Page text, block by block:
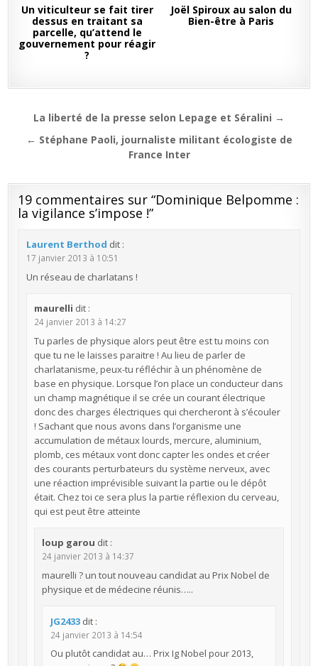
Un viticulteur se fait tirer
dessus en traitant sa
parcelle, qu’attend le
gouvernement pour réagir
?
Joël Spiroux au salon du
Bien-être à Paris
Navigation
de
La liberté de la presse selon Lepage et Séralini →
← Stéphane Paoli, journaliste militant écologiste de
France Inter
19 commentaires sur “Dominique Belpomme :
la vigilance s’impose !”
Laurent Berthod dit :
17 janvier 2013 à 10:51
Un réseau de charlatans !
maurelli dit :
24 janvier 2013 à 14:27
Tu parles de physique alors peut être est tu moins con
que tu ne le laisses paraitre ! Au lieu de parler de
charlatanisme, peux-tu réfléchir à un phénomène de
base en physique. Lorsque l’on place un conducteur dans
un champ magnétique il se crée un courant électrique
donc des charges électriques qui chercheront à s’écouler
! Sachant que nous avons dans l’organisme une
accumulation de métaux lourds, mercure, aluminium,
plomb, ces métaux vont donc capter les ondes et créer
des courants perturbateurs du système nerveux, avec
une réaction imprévisible suivant la partie ou le dépôt
était. Chez toi ce sera plus la partie réflexion du cerveau,
qui est peut être atteinte
loup garou dit :
24 janvier 2013 à 14:37
maurelli ? un tout nouveau candidat au Prix Nobel de
physique et de médecine réunis…..
JG2433 dit :
24 janvier 2013 à 14:54
Ou plutôt candidat au… Prix Ig Nobel pour 2013,